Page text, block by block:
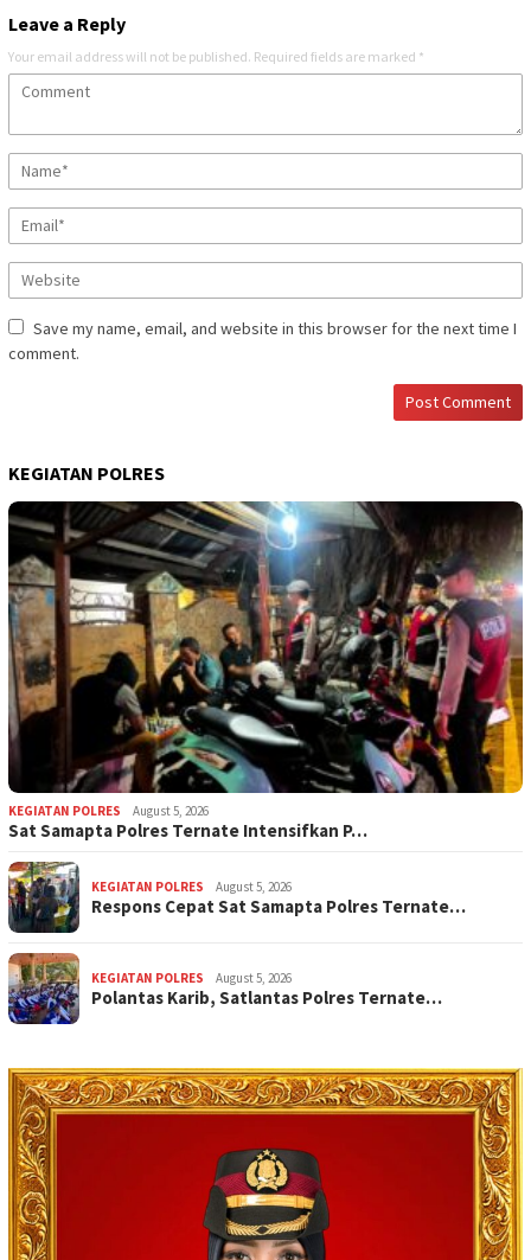
Leave a Reply
Your email address will not be published. Required fields are marked *
Save my name, email, and website in this browser for the next time I
comment.
KEGIATAN POLRES
KEGIATAN POLRES August 5, 2026
Sat Samapta Polres Ternate Intensifkan P…
KEGIATAN POLRES August 5, 2026
Respons Cepat Sat Samapta Polres Ternate…
KEGIATAN POLRES August 5, 2026
Polantas Karib, Satlantas Polres Ternate…